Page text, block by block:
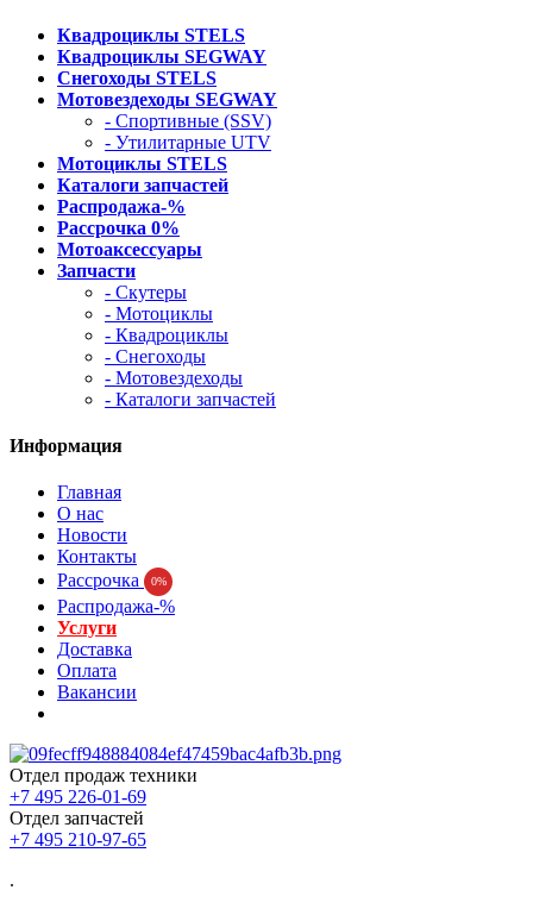
Квадроциклы STELS
Квадроциклы SEGWAY
Снегоходы STELS
Мотовездеходы SEGWAY
- Спортивные (SSV)
- Утилитарные UTV
Мотоциклы STELS
Каталоги запчастей
Распродажа-%
Рассрочка 0%
Мотоаксессуары
Запчасти
- Скутеры
- Мотоциклы
- Квадроциклы
- Снегоходы
- Мотовездеходы
- Каталоги запчастей
Информация
Главная
О нас
Новости
Контакты
Рассрочка
0%
Распродажа-%
Услуги
Доставка
Оплата
Вакансии
Отдел продаж техники
+7 495 226-01-69
Отдел запчастей
+7 495 210-97-65
.